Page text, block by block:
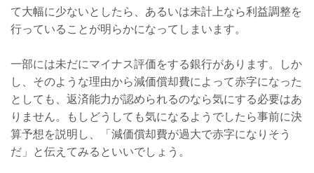
て大幅に少ないとしたら、あるいは未計上なら利益調整を
行っていることが明らかになってしまいます。
一部には未だにマイナス評価をする銀行があります。しか
し、そのような理由から減価償却費によって赤字になった
としても、返済能力が認められるのなら気にする必要はあ
りません。もしどうしても気になるようでしたら事前に決
算予想を説明し、「減価償却費が過大で赤字になりそう
だ」と伝えてみるといいでしょう。